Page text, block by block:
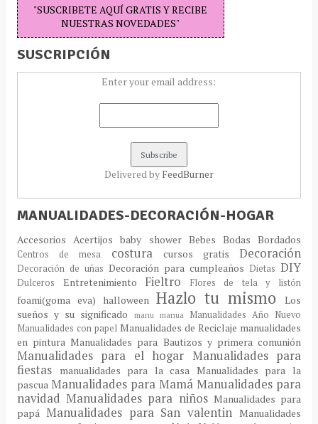
"SUSCRIBETE AQUÍ GRATIS Y RECIBE
NUESTRAS NOVEDADES"
SUSCRIPCIÓN
Enter your email address:
Delivered by FeedBurner
MANUALIDADES-DECORACIÓN-HOGAR
AccesoriosAcertijosbaby shower Bebes BodasBordados
Centros de mesa costura cursos gratisDecoración
Decoración de uñas Decoración para cumpleaños DietasDIY
Dulceros Entretenimiento Fieltro Flores de tela y listón
foami(goma eva) halloween Hazlo tu mismoLos
sueños y su significado
manu manua Manualidades Año Nuevo
Manualidades con papel Manualidades de Reciclaje manualidades
en pinturaManualidades para Bautizos y primera comunión
Manualidades para el hogar Manualidades para
fiestas
manualidades para la casa Manualidades para la
pascua Manualidades para MamáManualidades para
navidadManualidades para niños Manualidades para
papá Manualidades para San valentinManualidades